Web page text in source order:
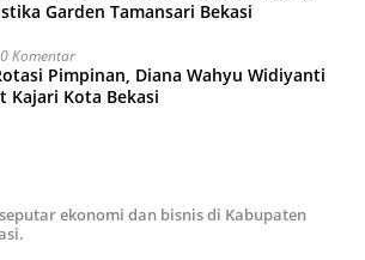
Garden Tamansari Bekasi
0 Komentar
Pimpinan, Diana Wahyu Widiyanti
Kajari Kota Bekasi
ekonomi dan bisnis di Kabupaten